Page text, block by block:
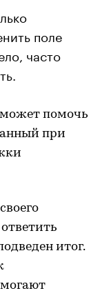
поле
часто
может помочь
при
итог.